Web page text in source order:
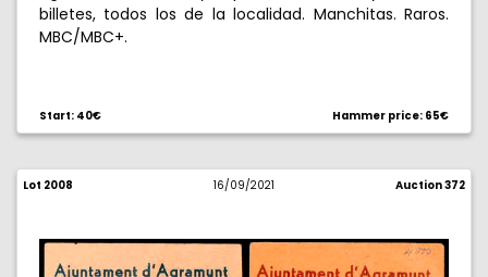
billetes, todos los de la localidad. Manchitas. Raros.
MBC/MBC+.
Start: 40€ Hammer price: 65€
Lot 2008 16/09/2021 Auction 372